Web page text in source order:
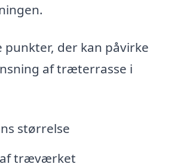
punkter, der kan påvirke
af træterrasse i
størrelse
træværket